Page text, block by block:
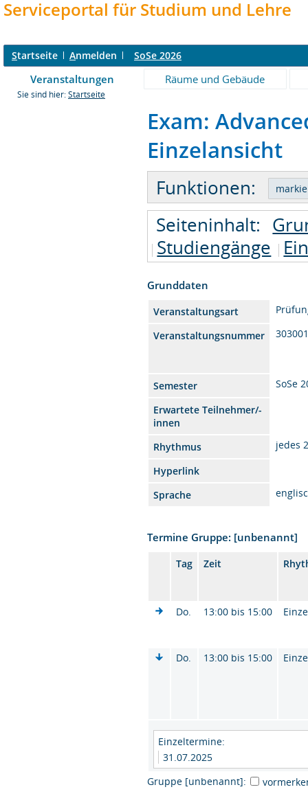
Serviceportal für Studium und Lehre
Startseite Anmelden SoSe 2026
Veranstaltungen Räume und Gebäude
Sie sind hier: Startseite
Exam:
Einzelansicht
Funktionen:
Seiteninhalt:
Studiengänge
Grunddaten
Veranstaltungsart
Veranstaltungsnummer
Semester
SoSe
Erwartete Teilnehmer/-
innen
Rhythmus
jedes
Hyperlink
Sprache
Termine Gruppe: [unbenannt]
Tag Zeit
Do. 13:00 bis 15:00
Do. 13:00 bis 15:00
Einzeltermine:
31.07.2025
Gruppe [unbenannt]: